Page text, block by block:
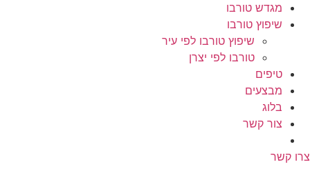
מגדש טורבו
שיפוץ טורבו
שיפוץ טורבו לפי עיר
טורבו לפי יצרן
טיפים
מבצעים
בלוג
צור קשר
קשר